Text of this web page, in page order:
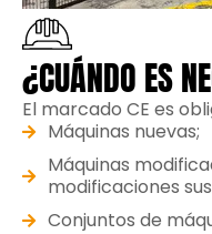
¿CUÁNDO ES
El marcado CE es
Máquinas nuevas;
Máquinas
modificaciones
Conjuntos de